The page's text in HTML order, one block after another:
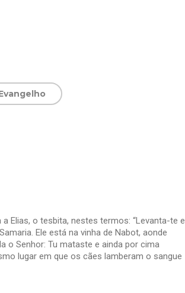
Elias, o tesbita, nestes termos: “Levanta-te e
Ele está na vinha de Nabot, aonde
o Senhor: Tu mataste e ainda por cima
lugar em que os cães lamberam o sangue